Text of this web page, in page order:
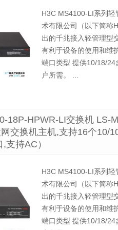
H3C MS4100-LI系列
术有限公司（以下简称
出的千兆接入轻管理型
有利于设备的使用和维
端口类型 提供10/18/24
户所需。 ...
18P-HPWR-LI交换机 LS-
交换机主机,支持16个10/
支持AC）
H3C MS4100-LI系列
术有限公司（以下简称
出的千兆接入轻管理型
有利于设备的使用和维
端口类型 提供10/18/24